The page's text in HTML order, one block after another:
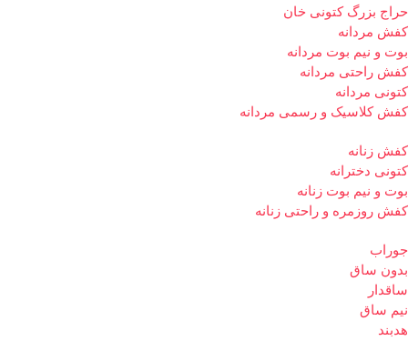
حراج بزرگ کتونی خان
کفش مردانه
بوت و نیم بوت مردانه
کفش راحتی مردانه
کتونی مردانه
کفش کلاسیک و رسمی مردانه
کفش زنانه
کتونی دخترانه
بوت و نیم بوت زنانه
کفش روزمره و راحتی زنانه
جوراب
بدون ساق
ساقدار
نیم ساق
هدبند